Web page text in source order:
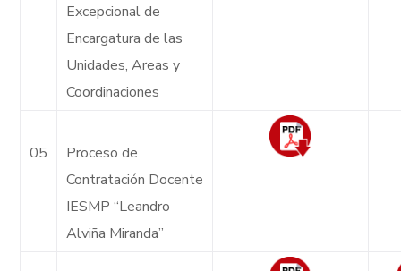
Excepcional de
Encargatura de las
Unidades, Areas y
Coordinaciones
05
Proceso de
Contratación Docente
IESMP “Leandro
Alviña Miranda”